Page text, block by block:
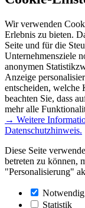
Wir verwenden
Erlebnis zu bieten.
Seite und für die
Unternehmensziele
anonymen
Anzeige
entscheiden, welche
beachten Sie, dass
mehr alle
→ Weitere
Datenschutzhinweis.
Diese Seite
betreten zu können,
"Personalisierung"
Notwendig
Statistik